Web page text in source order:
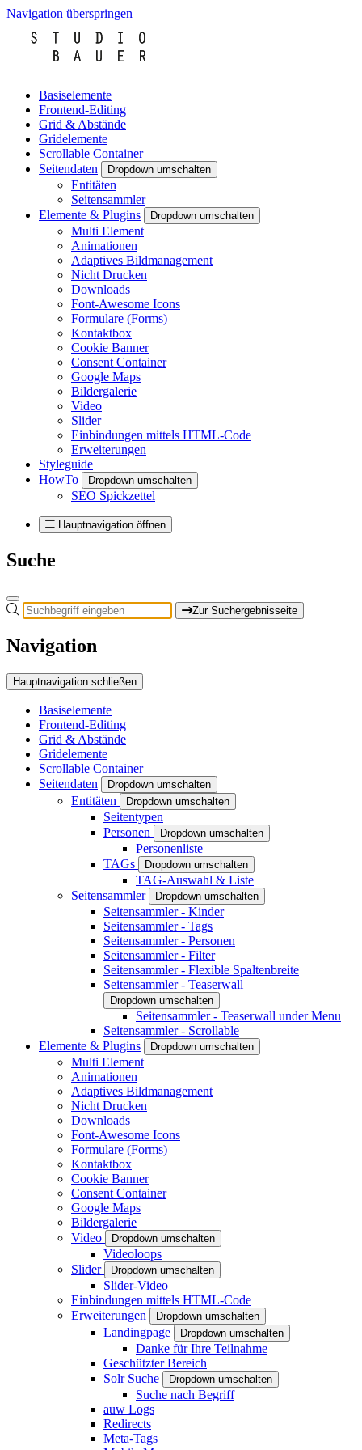
Navigation überspringen
Basiselemente
Frontend-Editing
Grid & Abstände
Gridelemente
Scrollable Container
Seitendaten
Dropdown umschalten
Entitäten
Seitensammler
Elemente & Plugins
Dropdown umschalten
Multi Element
Animationen
Adaptives Bildmanagement
Nicht Drucken
Downloads
Font-Awesome Icons
Formulare (Forms)
Kontaktbox
Cookie Banner
Consent Container
Google Maps
Bildergalerie
Video
Slider
Einbindungen mittels HTML-Code
Erweiterungen
Styleguide
HowTo
Dropdown umschalten
SEO Spickzettel
Hauptnavigation öffnen
Suche
Zur Suchergebnisseite
Navigation
Hauptnavigation schließen
Basiselemente
Frontend-Editing
Grid & Abstände
Gridelemente
Scrollable Container
Seitendaten
Dropdown umschalten
Entitäten Dropdown umschalten
Seitentypen
Personen
Dropdown umschalten
Personenliste
TAGs
Dropdown umschalten
TAG-Auswahl & Liste
Seitensammler
Dropdown umschalten
Seitensammler - Kinder
Seitensammler - Tags
Seitensammler - Personen
Seitensammler - Filter
Seitensammler - Flexible Spaltenbreite
Seitensammler - Teaserwall
Dropdown umschalten
Seitensammler - Teaserwall under Menu
Seitensammler - Scrollable
Elemente & Plugins
Dropdown umschalten
Multi Element
Animationen
Adaptives Bildmanagement
Nicht Drucken
Downloads
Font-Awesome Icons
Formulare (Forms)
Kontaktbox
Cookie Banner
Consent Container
Google Maps
Bildergalerie
Video
Dropdown umschalten
Videoloops
Slider
Dropdown umschalten
Slider-Video
Einbindungen mittels HTML-Code
Erweiterungen
Dropdown umschalten
Landingpage Dropdown umschalten
Danke für Ihre Teilnahme
Geschützter Bereich
Solr Suche
Dropdown umschalten
Suche nach Begriff
auw Logs
Redirects
Meta-Tags